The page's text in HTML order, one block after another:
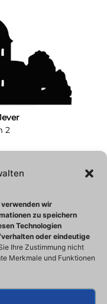
wir
zu speichern
Technologien
oder eindeutige
Ihre Zustimmung nicht
Merkmale und Funktionen
2
Uhr